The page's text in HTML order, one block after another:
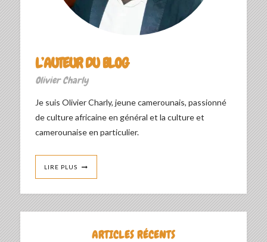
L’AUTEUR DU BLOG
Olivier Charly
Je suis Olivier Charly, jeune camerounais, passionné
de culture africaine en général et la culture et
camerounaise en particulier.
LIRE PLUS
ARTICLES RÉCENTS